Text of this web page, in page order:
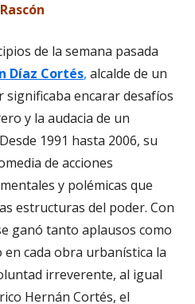
de la semana pasada
Díaz Cortés, alcalde de un
encarar desafíos
y la audacia de un
1991 hasta 2006, su
de acciones
y polémicas que
estructuras del poder. Con
ganó tanto aplausos como
en cada obra urbanística la
irreverente, al igual
Hernán Cortés, el